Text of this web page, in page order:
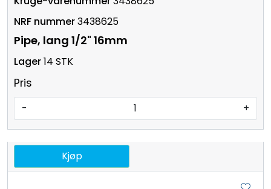
3438625
Pipe, lang 1/2" 16mm
14 STK
Pris
- +
Kjøp